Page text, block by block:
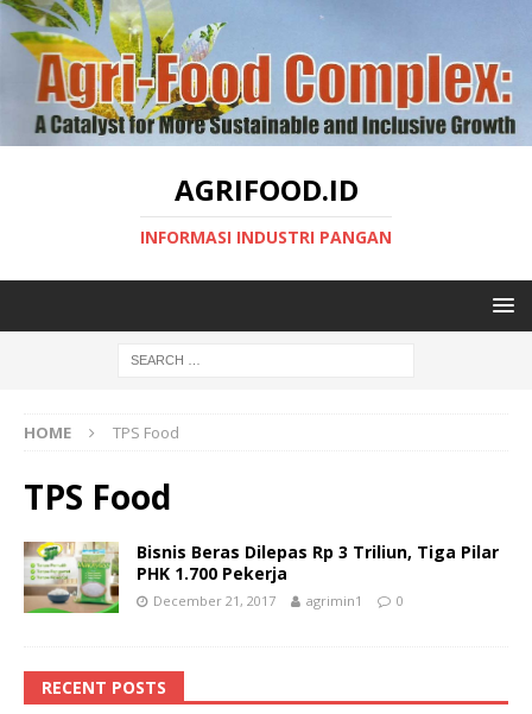
AGRIFOOD.ID
INFORMASI INDUSTRI PANGAN
HOME TPS Food
TPS Food
Bisnis Beras Dilepas Rp 3 Triliun, Tiga Pilar
PHK 1.700 Pekerja
December 21, 2017 agrimin1 0
RECENT POSTS